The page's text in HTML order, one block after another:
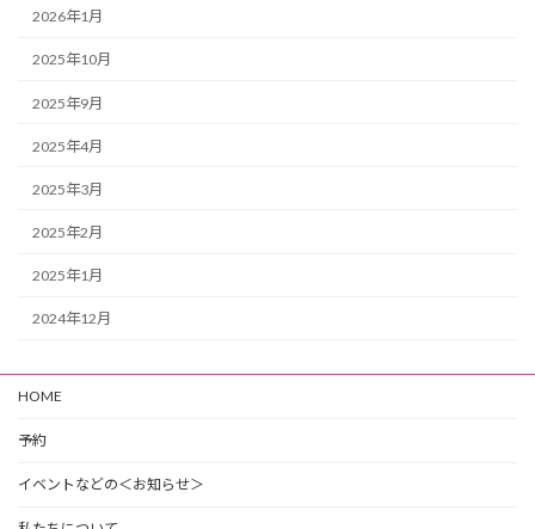
2026年1月
2025年10月
2025年9月
2025年4月
2025年3月
2025年2月
2025年1月
2024年12月
HOME
予約
イベントなどの＜お知らせ＞